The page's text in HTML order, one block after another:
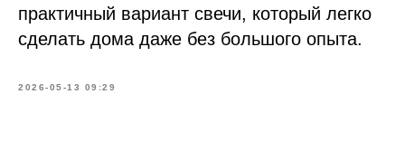
практичный вариант свечи, который легко
сделать дома даже без большого опыта.
2026-05-13 09:29